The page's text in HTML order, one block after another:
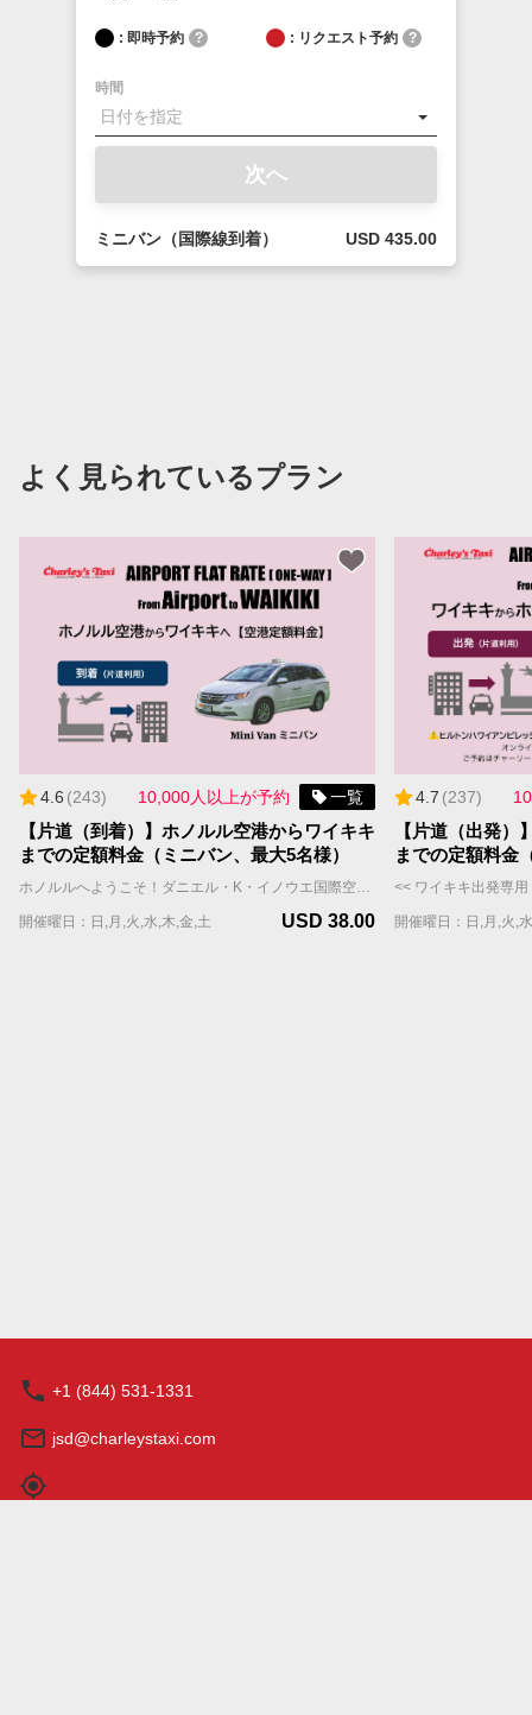
: 即時予約 ? : リクエスト予約 ?
時間
次へ
ミニバン（国際線到着） USD 435.00
よく見られているプラン
4.6 (243) 10,000人以上が予約 一覧
【片道（到着）】ホノルル空港からワイキキ
までの定額料金（ミニバン、最大5名様）
ホノルルへようこそ！ダニエル・K・イノウエ国際空港（ホノルル空港・HNL）からワイキキのホテルや宿泊施設まで、チャーリーズタクシーの【空港定額料金】送迎サービスをご利用ください。 当社の広々としたミニバンは最大5名様まで乗車可能（スーツケースと手荷物はおひとり様1個まで）、快適な移動ができます。 また、定額料金は渋滞などの交通状況に関係なく、定額料金が適用されるため、追加チャージの心配もありません。 **** 重要 **** ・【空港定額料金】はWill Call(ウィルコール）方式です。ホノルル空港到着後、国際線FIT出口を出た後、ポータルサイトまたはお電話にてタクシーの配車をご依頼いただきます。チャーリーズタクシーは、お客様の配車依頼を受信後、速やかにタクシーを向かわせますが、混雑時などはお待ちいただく場合もございます。予めご了承の上でお申し込みください。 ・【空港定額料金】をご利用のお客様へのご案内 https://jp.charleystaxi.com/article/airportportal_jp ・少しでも早く空港からご移動されたいお客様は【プライオリティ予約】や【VIPフルサービスパッケージ】のご利用をおすすめします。 ・【定額料金】にチップ(18%)・予約手数料(9%)は含まれておらず、決済画面で加算されます。 ・需要が高いため、航空便と宿泊先が決まり次第、お早めにご予約ください。往復のご予約をお勧めします。 ご予約に関するご質問はお気軽にお問い合わせください。 jsd@charleystaxi.com
開催曜日：日,月,火,水,木,金,土 USD 38.00
4.7 (237)
【片道（出発）
までの定額料金
開催曜日：日,月,火,
+1 (844) 531-1331
jsd@charleystaxi.com